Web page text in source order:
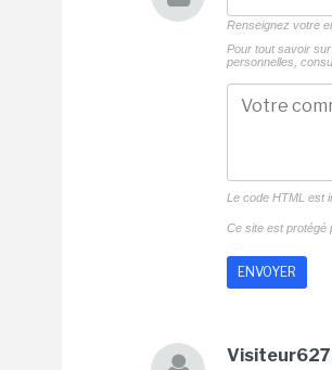
Renseignez votre
Pour tout savoir
personnelles,
Le code HTML est
Ce site est protégé